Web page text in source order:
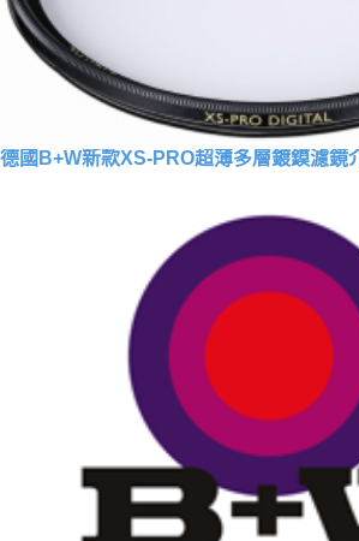
德國B+W新款XS-PRO超薄多層鍍鏌濾鏡